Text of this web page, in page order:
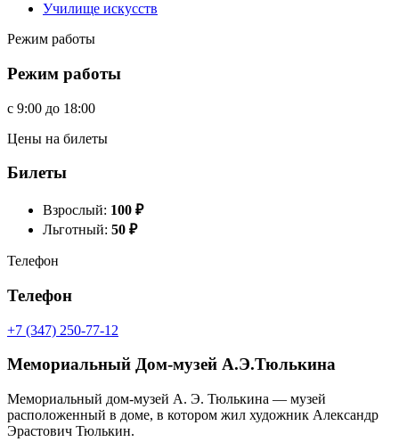
Училище искусств
Режим работы
Режим работы
c 9:00 до 18:00
Цены на билеты
Билеты
Взрослый: 100 ₽
Льготный: 50 ₽
Телефон
Телефон
+7 (347) 250-77-12
Мемориальный Дом-музей А.Э.Тюлькина
Мемориальный дом-музей А. Э. Тюлькина — музей
расположенный в доме, в котором жил художник Александр
Эрастович Тюлькин.